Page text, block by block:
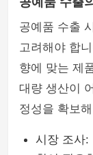
공예품 수출
고려해야 합
향에 맞는 제
대량 생산이
정성을 확보
시장 조사: